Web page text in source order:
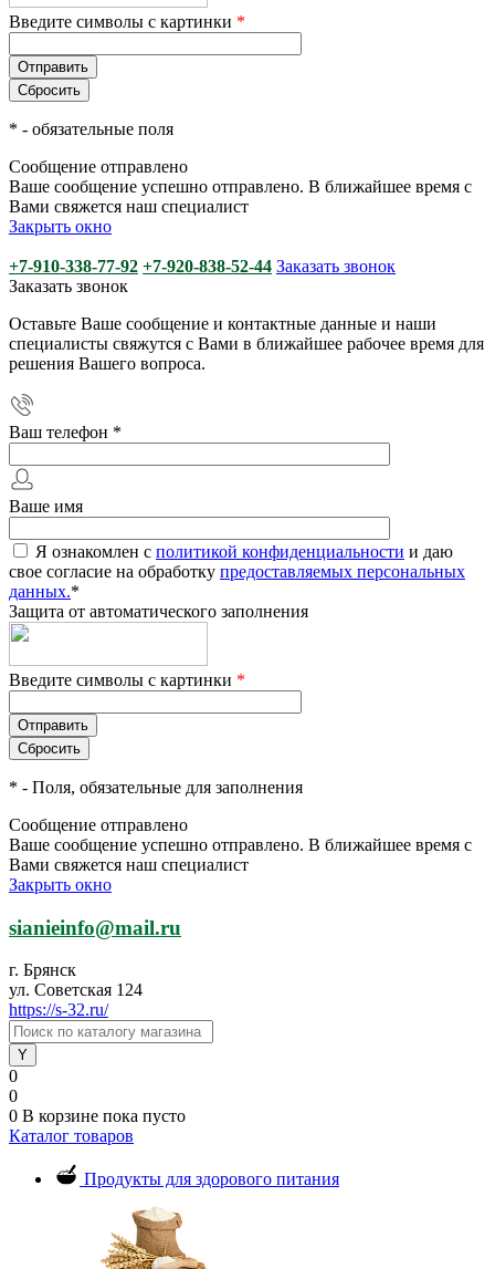
Введите символы с картинки *
* - обязательные поля
Сообщение отправлено
Ваше сообщение успешно отправлено. В ближайшее время с
Вами свяжется наш специалист
Закрыть окно
+7-910-338-77-92 +7-920-838-52-44 Заказать звонок
Заказать звонок
Оставьте Ваше сообщение и контактные данные и наши
специалисты свяжутся с Вами в ближайшее рабочее время для
решения Вашего вопроса.
Ваш телефон *
Ваше имя
Я ознакомлен с политикой конфиденциальности и даю
свое согласие на обработку предоставляемых персональных
данных.*
Защита от автоматического заполнения
Введите символы с картинки *
* - Поля, обязательные для заполнения
Сообщение отправлено
Ваше сообщение успешно отправлено. В ближайшее время с
Вами свяжется наш специалист
Закрыть окно
sianieinfo@mail.ru
г. Брянск
ул. Советская 124
https://s-32.ru/
0
0
0 В корзине пока пусто
Каталог товаров
Продукты для здорового питания